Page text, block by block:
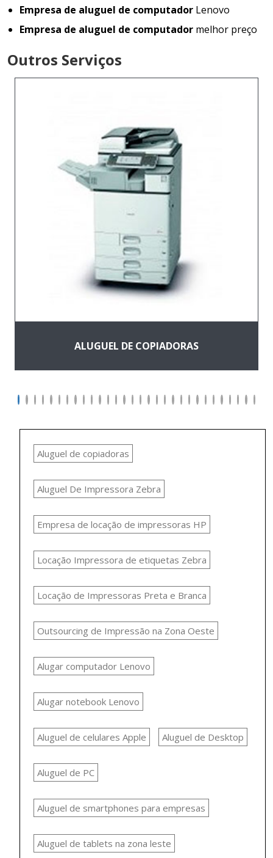
Empresa de aluguel de computador Lenovo
Empresa de aluguel de computador melhor preço
Outros Serviços
ALUGUEL DE COPIADORAS
Aluguel de copiadoras
Aluguel De Impressora Zebra
Empresa de locação de impressoras HP
Locação Impressora de etiquetas Zebra
Locação de Impressoras Preta e Branca
Outsourcing de Impressão na Zona Oeste
Alugar computador Lenovo
Alugar notebook Lenovo
Aluguel de celulares Apple Aluguel de Desktop
Aluguel de PC
Aluguel de smartphones para empresas
Aluguel de tablets na zona leste